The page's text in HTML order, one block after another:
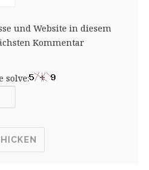
und Website in diesem
Kommentar
solve: